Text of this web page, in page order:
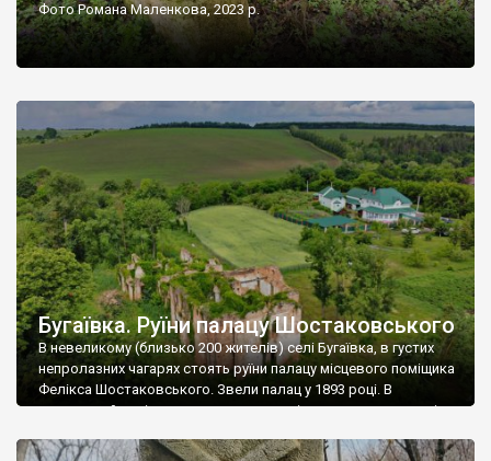
Фото Романа Маленкова, 2023 р.
Бугаївка. Руїни палацу Шостаковського
В невеликому (близько 200 жителів) селі Бугаївка, в густих
непролазних чагарях стоять руїни палацу місцевого поміщика
Фелікса Шостаковського. Звели палац у 1893 році. В
радянський період у ньому спочатку містилася школа, потім
століття тут розмістили туберкульозну лікарню. Коли із